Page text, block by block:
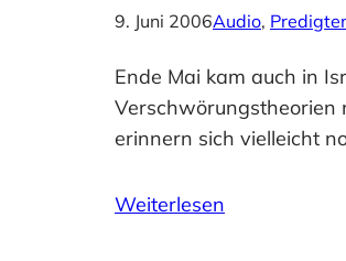
9. Juni 2006Audio,
Ende Mai kam auch in
Verschwörungstheorien
erinnern sich vielleicht
Weiterlesen